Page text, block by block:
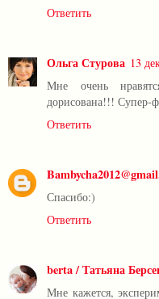
Ответить
Ольга Стурова 13
Мне очень
дорисована!!! Супер-
Ответить
Спасибо:)
Ответить
berta / Татьяна
Мне кажется,